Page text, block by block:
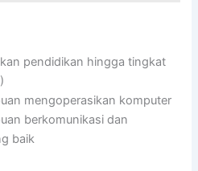
pendidikan hingga tingkat
mengoperasikan komputer
berkomunikasi dan
baik